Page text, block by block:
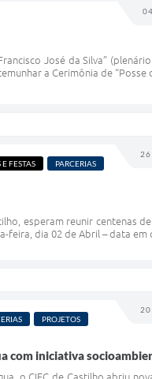
José da Silva”
a Cerimônia de “Posse
26
FESTAS
PARCERIAS
esperam reunir centenas
dia 02 de Abril – data em
20
PROJETOS
com iniciativa
o CIEC de Castilho abriu